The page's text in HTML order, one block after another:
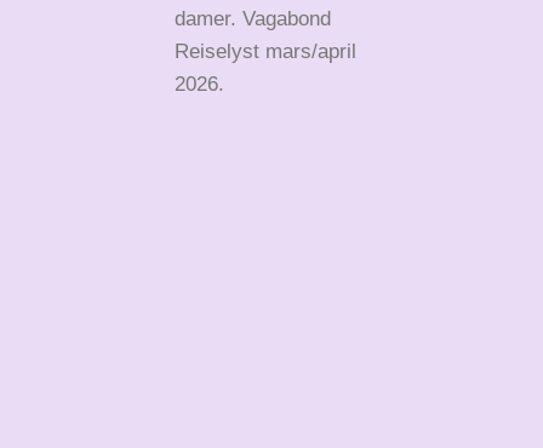
damer. Vagabond
Reiselyst mars/april
2026.